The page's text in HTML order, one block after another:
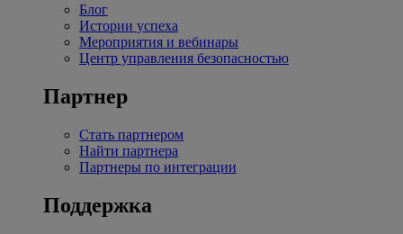
Блог
Истории успеха
Мероприятия и вебинары
Центр управления безопасностью
Партнер
Стать партнером
Найти партнера
Партнеры по интеграции
Поддержка